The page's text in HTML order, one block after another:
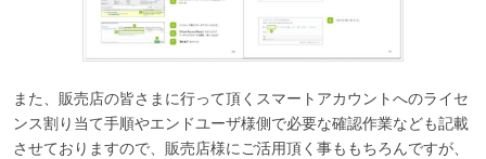
また、販売店の皆さまに行って頂くスマートアカウントへのライセ
ンス割り当て手順やエンドユーザ様側で必要な確認作業なども記載
させておりますので、販売店様にご活用頂く事ももちろんですが、